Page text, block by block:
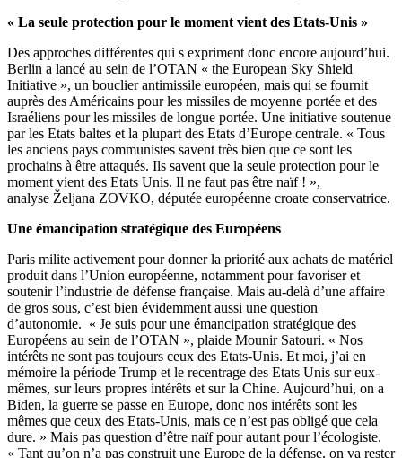
« La seule protection pour le moment vient des Etats-Unis »
Des approches différentes qui s expriment donc encore aujourd’hui.
Berlin a lancé au sein de l’OTAN « the European Sky Shield
Initiative », un bouclier antimissile européen, mais qui se fournit
auprès des Américains pour les missiles de moyenne portée et des
Israéliens pour les missiles de longue portée. Une initiative soutenue
par les Etats baltes et la plupart des Etats d’Europe centrale. « Tous
les anciens pays communistes savent très bien que ce sont les
prochains à être attaqués. Ils savent que la seule protection pour le
moment vient des Etats Unis. Il ne faut pas être naïf ! »,
analyse Željana ZOVKO, députée européenne croate conservatrice.
Une émancipation stratégique des Européens
Paris milite activement pour donner la priorité aux achats de matériel
produit dans l’Union européenne, notamment pour favoriser et
soutenir l’industrie de défense française. Mais au-delà d’une affaire
de gros sous, c’est bien évidemment aussi une question
d’autonomie. « Je suis pour une émancipation stratégique des
Européens au sein de l’OTAN », plaide Mounir Satouri. « Nos
intérêts ne sont pas toujours ceux des Etats-Unis. Et moi, j’ai en
mémoire la période Trump et le recentrage des Etats Unis sur eux-
mêmes, sur leurs propres intérêts et sur la Chine. Aujourd’hui, on a
Biden, la guerre se passe en Europe, donc nos intérêts sont les
mêmes que ceux des Etats-Unis, mais ce n’est pas obligé que cela
dure. » Mais pas question d’être naïf pour autant pour l’écologiste.
« Tant qu’on n’a pas construit une Europe de la défense, on va rester